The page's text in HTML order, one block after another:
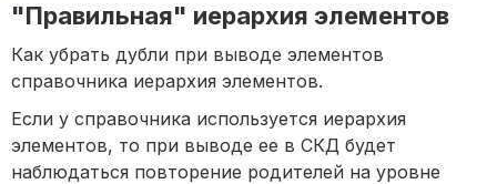
"Правильная" иерархия элементов
Как убрать дубли при выводе элементов
справочника иерархия элементов.
Если у справочника используется иерархия
элементов, то при выводе ее в СКД будет
наблюдаться повторение родителей на уровне